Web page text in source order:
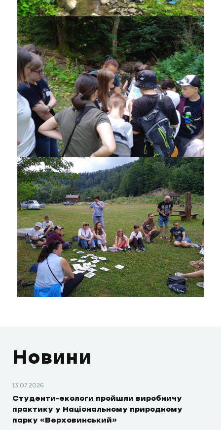
Новини
13.07.2026
Студенти-екологи пройшли виробничу
практику у Національному природному
парку «Верховинський»